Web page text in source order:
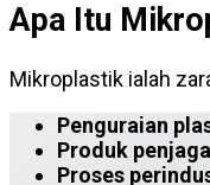
Apa Itu
Mikroplastik ialah
Penguraian
Produk
Proses